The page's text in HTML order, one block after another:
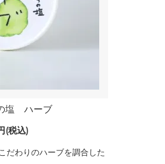
塩 ハーブ
(税込)
だわりのハーブを調合した